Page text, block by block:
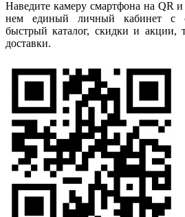
Наведите камеру смартфона на QR
нем единый личный кабинет с
быстрый каталог, скидки и акции,
доставки.